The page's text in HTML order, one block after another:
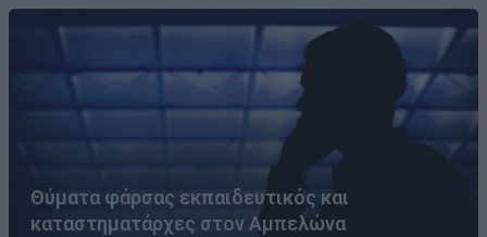
Θύματα φάρσας εκπαιδευτικός και
καταστηματάρχες στον Αμπελώνα